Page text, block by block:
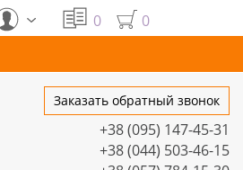
0 0
Заказать обратный звонок
+38 (095) 147-45-31
+38 (044) 503-46-15